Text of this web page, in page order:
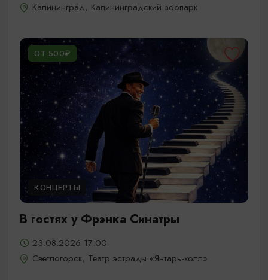
Калининград, Калининградский зоопарк
ОТ 500₽
КОНЦЕРТЫ
В гостях у Фрэнка Синатры
23.08.2026 17:00
Светлогорск, Театр эстрады «Янтарь-холл»